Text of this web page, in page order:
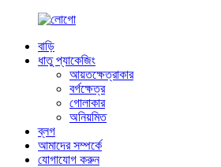
বাড়ি
ধাতু প্যাকেজিং
আয়তক্ষেত্রাকার
বর্গক্ষেত্র
গোলাকার
অনিয়মিত
ব্লগ
আমাদের সম্পর্কে
যোগাযোগ করুন